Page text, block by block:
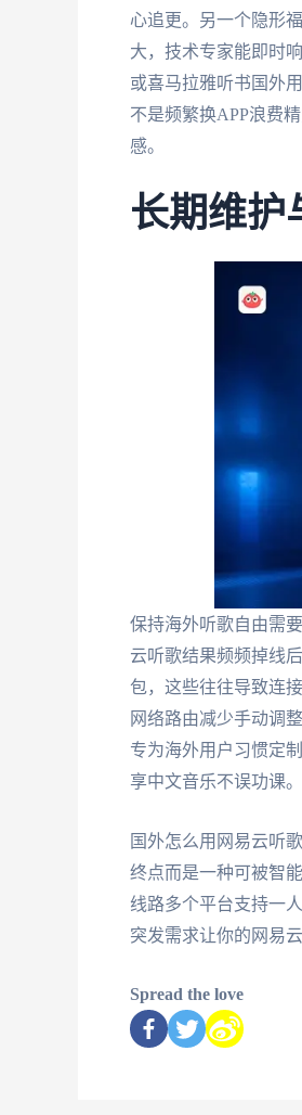
心追更。另一个隐形
大，技术专家能即时
或喜马拉雅听书国外
不是频繁换APP浪费
感。
长期维护
保持海外听歌自由需
云听歌结果频频掉线
包，这些往往导致连
网络路由减少手动调
专为海外用户习惯定
享中文音乐不误功课。
国外怎么用网易云听
终点而是一种可被智
线路多个平台支持一
突发需求让你的网易
Spread the love